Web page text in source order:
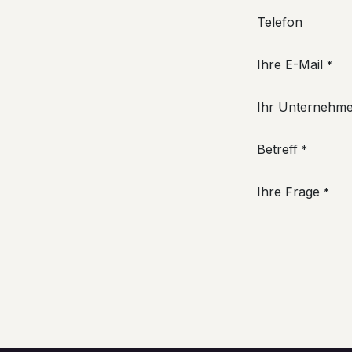
Telefon
Ihre E-Mail *
Ihr
Betreff *
Ihre Frage *